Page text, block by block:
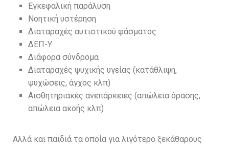
Εγκεφαλική παράλυση
Νοητική υστέρηση
Διαταραχές αυτιστικού φάσματος
ΔΕΠ-Υ
Διάφορα σύνδρομα
Διαταραχές ψυχικής υγείας (κατάθλιψη,
ψυχώσεις, άγχος κλπ)
Αισθητηριακές ανεπάρκειες (απώλεια όρασης,
απώλεια ακοής κλπ)
Αλλά και παιδιά τα οποία για λιγότερο ξεκάθαρους